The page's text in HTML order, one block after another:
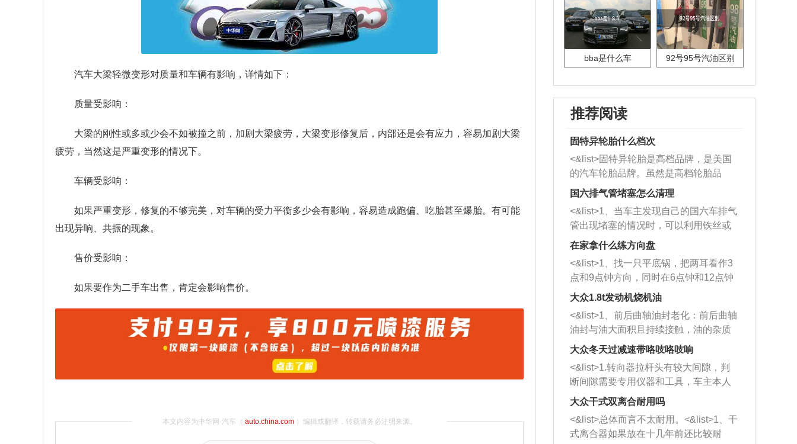
汽车大梁轻微变形对质量和车辆有影响，详情如下：
质量受影响：
大梁的刚性或多或少会不如被撞之前，加剧大梁疲劳，大梁变形修复后，内部还是会有应力，容易加剧大梁
疲劳，当然这是严重变形的情况下。
车辆受影响：
如果严重变形，修复的不够完美，对车辆的受力平衡多少会有影响，容易造成跑偏、吃胎甚至爆胎。有可能
出现异响、共振的现象。
售价受影响：
如果要作为二手车出售，肯定会影响售价。
本文内容为中华网·汽车（ auto.china.com）编辑或翻译，转载请务必注明来源。
bba是什么车 92号95号汽油区别
推荐阅读
固特异轮胎什么档次
<&list>固特异轮胎是高档品牌，是美国
的汽车轮胎品牌。虽然是高档轮胎品
牌，但是中高低端的轮胎都有生产，这
也是为了更好的开拓市场。
国六排气管堵塞怎么清理
<&list>1、当车主发现自己的国六车排气
管出现堵塞的情况时，可以利用铁丝或
者是细棍，直接将杂物给取出来，如果
堵塞情况比较严重，也可以采取应急措
施。 <&list>2、直接利用木棍将所有的
杂物推到排气管里面的位置处，然后将
三元催化器拆解开，就可以将堵塞的东
西取出来。但如果是因为积碳过多引起
的堵塞，就需要将三元催化器泡在草酸
洗剂对堵塞的情况得到解决，将清洗剂
放在燃油箱中，与燃油混合后，车辆启
动时，就可以和汽油一起进入到燃烧
室，最后形成废气排出，就可以让三元
催化器得到清洗，排气管堵塞的情况就
能够得到解决。
在家拿什么练方向盘
<&list>1、找一只平底锅，把两耳看作3
点和9点钟方向，同时在6点钟和12点钟
方向做一个标记。 <&list>2、双手握住
一圈半的练习，往右同样也要打相同的
圈数。 <&list>3、最后强调要反复练
习，这样就可以形成肌肉记忆，在真实
驾驶车辆时，不需要记忆也能打好方
向。
大众1.8t发动机烧机油
<&list>1、前后曲轴油封老化：前后曲轴
油封与油大面积且持续接触，油的杂质
和发动机内持续温度变化使其密封效果
逐渐减弱，导致渗油或漏油。<&list>2、
活塞间隙过大：积碳会使活塞环与缸体
的间隙扩大，导致机油流入燃烧室中，
造成烧机油。<&list>3、机油粘度。使用
机油粘度过小的话，同样会有烧机油现
象，机油粘度过小具有很好的流动性，
大众冬天过减速带咯吱咯吱响
<&list>1.转向器拉杆头有较大间隙，判
断间隙需要专用仪器和工具，车主本人
无法制作，需要将车辆送到修理厂或4s
店；<&list>2.车辆半轴套管防尘罩破
裂，破裂后会出现漏油现象，使半轴磨
损严重，磨损的半轴容易损坏，产生异
大众干式双离合耐用吗
<&list>总体而言不太耐用。<&list>1、干
式离合器如果放在十几年前还比较耐